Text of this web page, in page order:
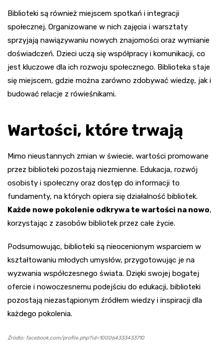
Biblioteki są również miejscem spotkań i integracji
społecznej. Organizowane w nich zajęcia i warsztaty
sprzyjają nawiązywaniu nowych znajomości oraz wymianie
doświadczeń. Dzieci uczą się współpracy i komunikacji, co
jest kluczowe dla ich rozwoju społecznego. Biblioteka staje
się miejscem, gdzie można zarówno zdobywać wiedzę, jak i
budować relacje z rówieśnikami.
Wartości, które trwają
Mimo nieustannych zmian w świecie, wartości promowane
przez biblioteki pozostają niezmienne. Edukacja, rozwój
osobisty i społeczny oraz dostęp do informacji to
fundamenty, na których opiera się działalność bibliotek.
Każde nowe pokolenie odkrywa te wartości na nowo,
korzystając z zasobów bibliotek przez całe życie.
Podsumowując, biblioteki są nieocenionym wsparciem w
kształtowaniu młodych umysłów, przygotowując je na
wyzwania współczesnego świata. Dzięki swojej bogatej
ofercie i nowoczesnemu podejściu do edukacji, biblioteki
pozostają niezastąpionym źródłem wiedzy i inspiracji dla
każdego pokolenia.
Źródło: facebook.com/profile.php?id=100064333433710